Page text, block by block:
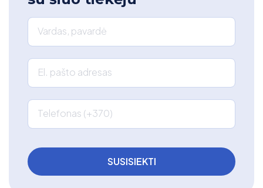
Vardas, pavardė
El. pašto adresas
Telefonas (+370)